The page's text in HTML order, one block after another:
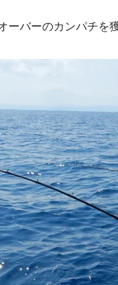
バーのカンパチを